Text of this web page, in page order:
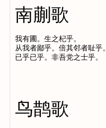
南蒯歌
我有圃。生之杞乎。
从我者鄙乎。倍其邻者耻乎。
鸟鹊歌